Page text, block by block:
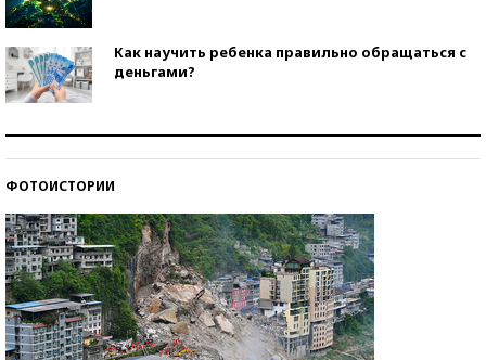
Как научить ребенка правильно обращаться с
деньгами?
ФОТОИСТОРИИ